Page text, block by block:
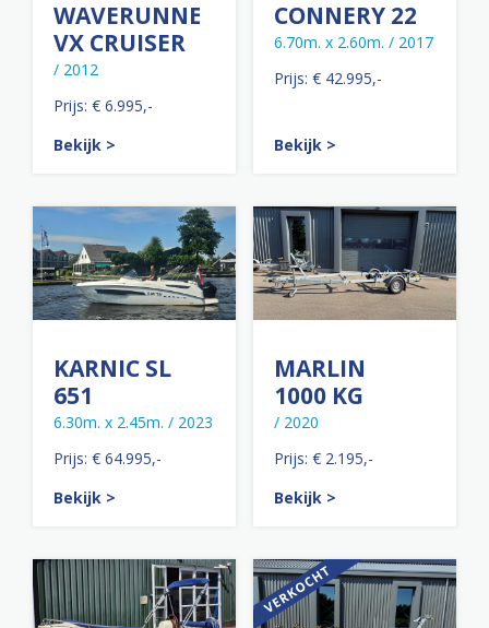
WAVERUNNER
VX CRUISER
/ 2012
Prijs: € 6.995,-
Bekijk >
CONNERY 22
6.70m. x 2.60m. / 2017
Prijs: € 42.995,-
Bekijk >
KARNIC SL
651
6.30m. x 2.45m. / 2023
Prijs: € 64.995,-
Bekijk >
MARLIN
1000 KG
/ 2020
Prijs: € 2.195,-
Bekijk >